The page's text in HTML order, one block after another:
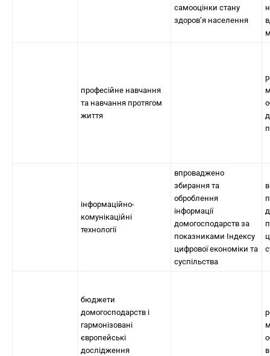
самооцінки стану
здоров’я населення
професійне навчання
та навчання протягом
життя
інформаційно-
комунікаційні
технології
впроваджено
збирання та
оброблення
інформації
домогосподарств за
показниками Індексу
цифрової економіки та
суспільства
бюджети
домогосподарств і
гармонізовані
європейські
дослідження